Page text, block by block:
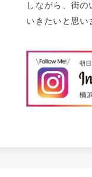
しながら、街
いきたいと思い